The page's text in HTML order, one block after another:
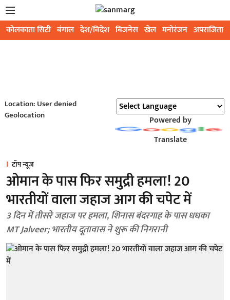
कोलकाता सिटी बंगाल देश/विदेश बिजनेस खेल मनोरंजन अपराजिता
Location: User denied
Geolocation
Powered by
Translate
टॉप न्यूज़
ओमान के पास फिर समुद्री हमला! 20
भारतीयों वाला जहाज आग की चपेट में
3 दिन में तीसरे जहाज पर हमला, शिनास बंदरगाह के पास धधका
MT Jalveer; भारतीय दूतावास ने शुरू की निगरानी